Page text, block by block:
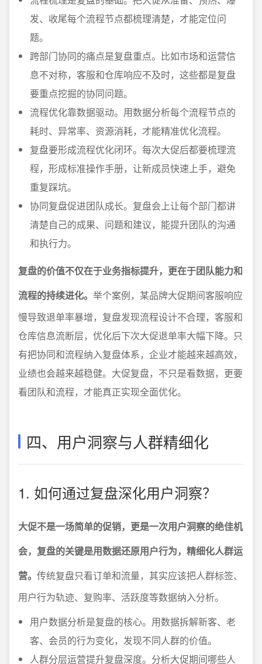
发、收尾每个流程节点都梳理清楚，才能定位问
题。
跨部门协同的痛点是复盘重点。比如市场和运营信
息不对称，客服和仓库响应不及时，这些都是复盘
要重点挖掘的协同问题。
流程优化靠数据驱动。用数据分析每个流程节点的
耗时、异常率、资源消耗，才能精准优化流程。
复盘要形成流程优化闭环。每次大促后都要梳理流
程，形成标准操作手册，让新成员快速上手，避免
重复踩坑。
协同复盘促进团队成长。复盘会上让每个部门都讲
清楚自己的成果、问题和建议，能提升团队的沟通
和执行力。
复盘的价值不仅在于业务指标提升，更在于团队能力和
流程的持续进化。 举个案例，某品牌大促期间客服响应
慢导致退单率暴增，复盘发现流程设计不合理，客服和
仓库信息流断层，优化后下次大促退单率大幅下降。只
有把协同和流程纳入复盘体系，企业才能越来越高效，
业绩也会越来越稳健。大促复盘，不只是看数据，更要
看团队和流程，才能真正实现全面优化。
四、用户洞察与人群精细化
1. 如何通过复盘深化用户洞察？
大促不是一场简单的促销，更是一次用户洞察的绝佳机
会，复盘的关键是用数据还原用户行为，精细化人群运
营。 传统复盘只看订单和流量，其实应该把人群标签、
用户行为轨迹、复购率、活跃度等数据纳入分析。
用户数据分析是复盘的核心。用数据拆解新客、老
客、会员的行为变化，发现不同人群的价值。
人群分层运营提升复盘深度。分析大促期间哪些人